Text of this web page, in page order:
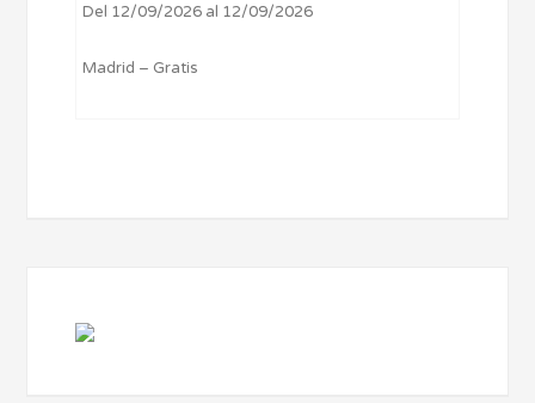
Del 12/09/2026 al 12/09/2026
Madrid – Gratis